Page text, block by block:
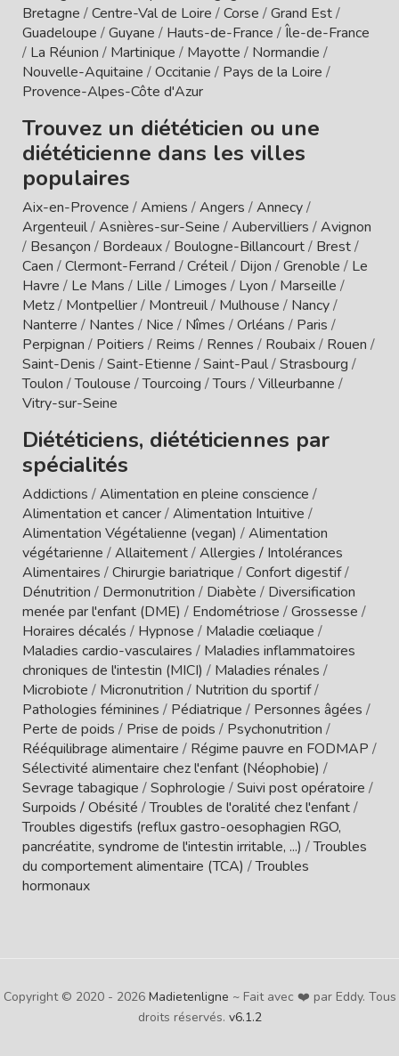
Bretagne /Centre-Val de Loire /Corse /Grand Est/
Guadeloupe /Guyane / Hauts-de-France /Île-de-France
/ La Réunion / Martinique / Mayotte / Normandie /
Nouvelle-Aquitaine /Occitanie / Pays de la Loire /
Provence-Alpes-Côte d'Azur
Trouvez un diététicien ou une
diététicienne dans les villes
populaires
Aix-en-Provence /Amiens /Angers /Annecy/
Argenteuil/Asnières-sur-Seine /Aubervilliers /Avignon
/ Besançon / Bordeaux/ Boulogne-Billancourt/ Brest/
Caen /Clermont-Ferrand /Créteil/ Dijon /Grenoble / Le
Havre / Le Mans / Lille / Limoges / Lyon / Marseille /
Metz/ Montpellier/ Montreuil/ Mulhouse / Nancy/
Nanterre / Nantes / Nice / Nîmes /Orléans / Paris /
Perpignan / Poitiers / Reims / Rennes / Roubaix/ Rouen /
Saint-Denis /Saint-Etienne /Saint-Paul/Strasbourg /
Toulon /Toulouse /Tourcoing /Tours /Villeurbanne /
Vitry-sur-Seine
Diététiciens, diététiciennes par
spécialités
Addictions /Alimentation en pleine conscience /
Alimentation et cancer/Alimentation Intuitive /
Alimentation Végétalienne (vegan) /Alimentation
végétarienne /Allaitement/Allergies / Intolérances
Alimentaires /Chirurgie bariatrique /Confort digestif/
Dénutrition / Dermonutrition / Diabète / Diversification
menée par l'enfant (DME) / Endométriose /Grossesse /
Horaires décalés / Hypnose / Maladie cœliaque /
Maladies cardio-vasculaires / Maladies inflammatoires
chroniques de l'intestin (MICI) / Maladies rénales /
Microbiote / Micronutrition / Nutrition du sportif/
Pathologies féminines / Pédiatrique / Personnes âgées /
Perte de poids / Prise de poids / Psychonutrition /
Rééquilibrage alimentaire / Régime pauvre en FODMAP /
Sélectivité alimentaire chez l'enfant (Néophobie) /
Sevrage tabagique /Sophrologie /Suivi post opératoire /
Surpoids / Obésité /Troubles de l'oralité chez l'enfant/
Troubles digestifs (reflux gastro-oesophagien RGO,
pancréatite, syndrome de l'intestin irritable, ...) /Troubles
du comportement alimentaire (TCA) /Troubles
hormonaux
Copyright © 2020 - 2026 Madietenligne ~ Fait avec ❤️ par Eddy. Tous
droits réservés. v6.1.2